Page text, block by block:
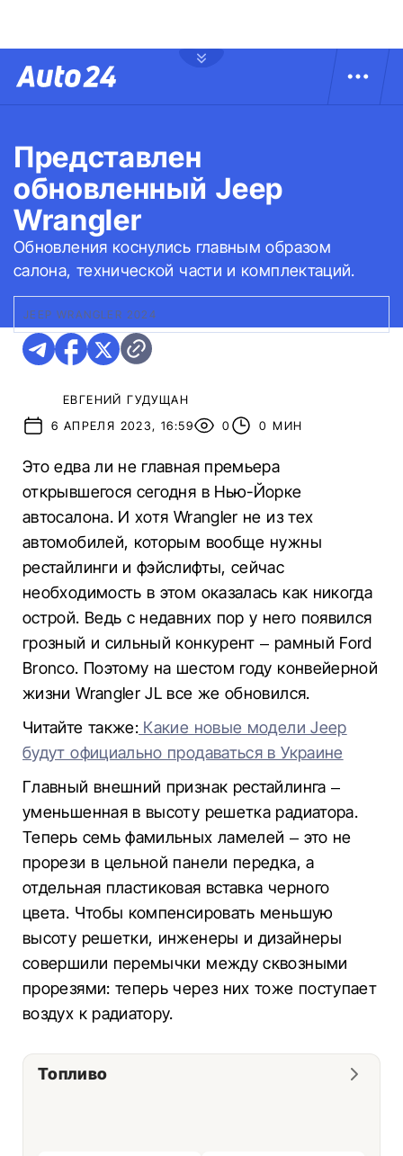
Представлен
обновленный Jeep
Wrangler
Обновления коснулись главным образом
салона, технической части и комплектаций.
JEEP WRANGLER 2024
ЕВГЕНИЙ ГУДУЩАН
6 АПРЕЛЯ 2023, 16:59
0 0 МИН
Это едва ли не главная премьера
открывшегося сегодня в Нью-Йорке
автосалона. И хотя Wrangler не из тех
автомобилей, которым вообще нужны
рестайлинги и фэйслифты, сейчас
необходимость в этом оказалась как никогда
острой. Ведь с недавних пор у него появился
грозный и сильный конкурент – рамный Ford
Bronco. Поэтому на шестом году конвейерной
жизни Wrangler JL все же обновился.
Читайте также: Какие новые модели Jeep
будут официально продаваться в Украине
Главный внешний признак рестайлинга –
уменьшенная в высоту решетка радиатора.
Теперь семь фамильных ламелей – это не
прорези в цельной панели передка, а
отдельная пластиковая вставка черного
цвета. Чтобы компенсировать меньшую
высоту решетки, инженеры и дизайнеры
совершили перемычки между сквозными
прорезями: теперь через них тоже поступает
воздух к радиатору.
Топливо